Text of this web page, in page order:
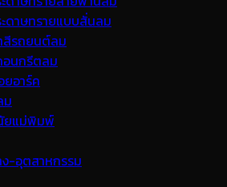
ดาษทรายแบบสั่นลม
สีรถยนต์ลม
อนกรีตลม
ยอาร์ค
ม
ยแม่พิมพ์
ง-อุตสาหกรรม